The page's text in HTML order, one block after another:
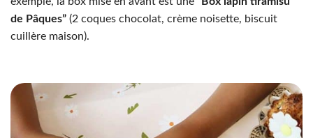
de Pâques” (2 coques chocolat, crème noisette, biscuit
cuillère maison).